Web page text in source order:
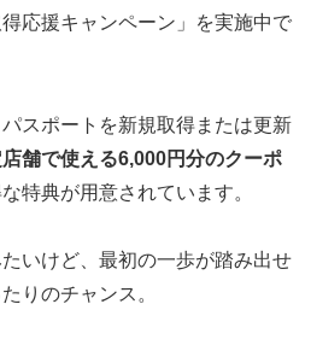
応援キャンペーン」を実施中で
スポートを新規取得または更新
舗で使える6,000円分のクーポ
特典が用意されています。
たいけど、最初の一歩が踏み出せ
りのチャンス。